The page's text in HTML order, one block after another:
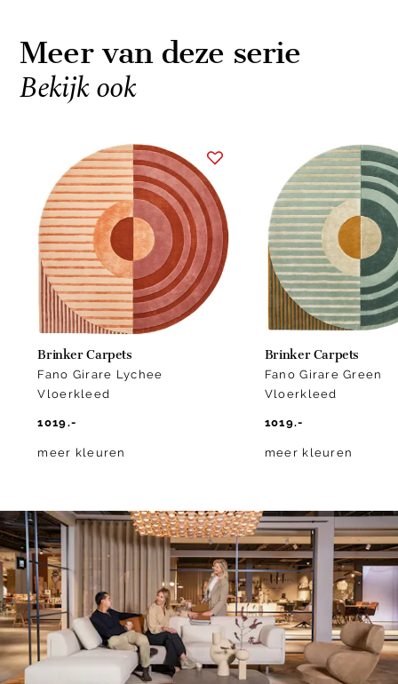
Meer van deze serie
Bekijk ook
Brinker Carpets
Fano Girare Lychee
Vloerkleed
1019.-
meer kleuren
Brinker Carpets
Fano Girare Green
Vloerkleed
1019.-
meer kleuren